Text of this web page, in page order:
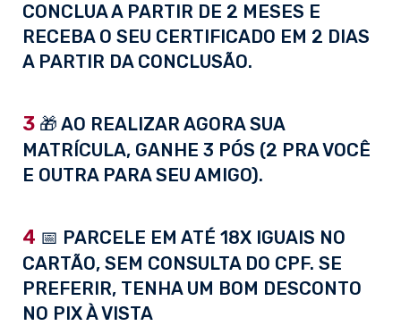
CONCLUA A PARTIR DE 2 MESES E
RECEBA O SEU CERTIFICADO EM 2 DIAS
A PARTIR DA CONCLUSÃO.
3 🎁 AO REALIZAR AGORA SUA
MATRÍCULA, GANHE 3 PÓS (2 PRA VOCÊ
E OUTRA PARA SEU AMIGO).
4 📅 PARCELE EM ATÉ 18X IGUAIS NO
CARTÃO, SEM CONSULTA DO CPF. SE
PREFERIR, TENHA UM BOM DESCONTO
NO PIX À VISTA